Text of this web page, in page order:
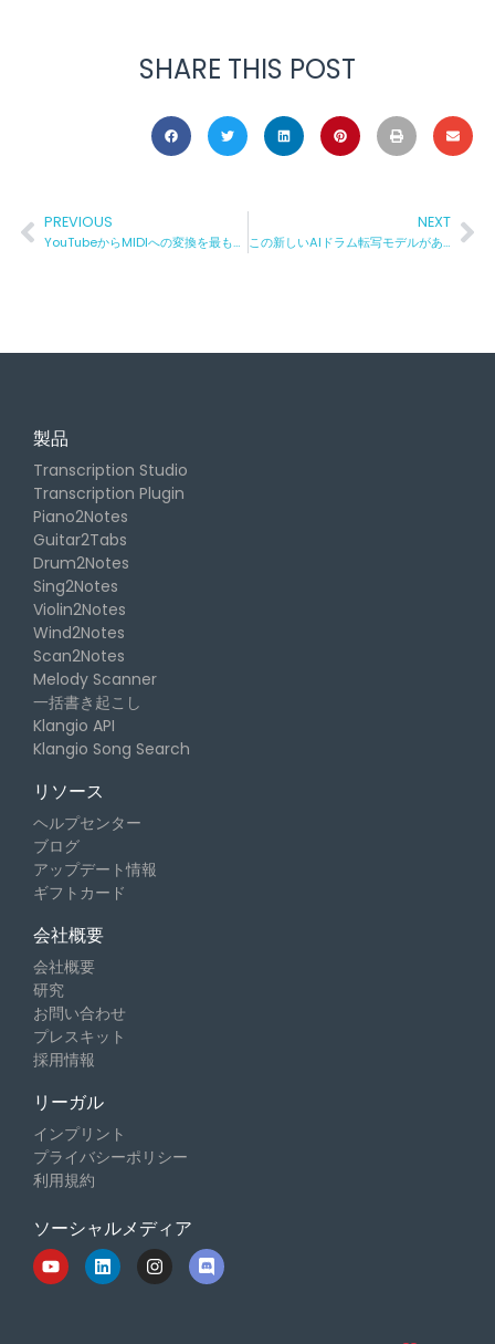
SHARE THIS POST
PREVIOUS
YouTubeからMIDIへの変換を最も簡単で信頼性の高い方法で
NEXT
この新しいAIドラム転写モデルがあなたのグルーヴを自動的に譜面化します！
製品
Transcription Studio
Transcription Plugin
Piano2Notes
Guitar2Tabs
Drum2Notes
Sing2Notes
Violin2Notes
Wind2Notes
Scan2Notes
Melody Scanner
一括書き起こし
Klangio API
Klangio Song Search
リソース
ヘルプセンター
ブログ
アップデート情報
ギフトカード
会社概要
会社概要
研究
お問い合わせ
プレスキット
採用情報
リーガル
インプリント
プライバシーポリシー
利用規約
ソーシャルメディア